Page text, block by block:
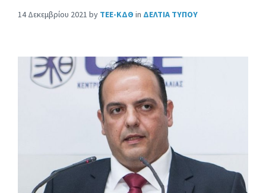
14 Δεκεμβρίου 2021 by ΤΕΕ-ΚΔΘ in ΔΕΛΤΙΑ ΤΥΠΟΥ